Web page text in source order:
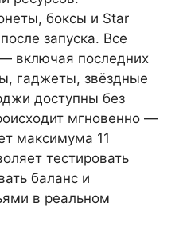
боксы и Star
запуска. Все
включая последних
гаджеты, звёздные
доступны без
мгновенно —
максимума 11
тестировать
баланс и
в реальном